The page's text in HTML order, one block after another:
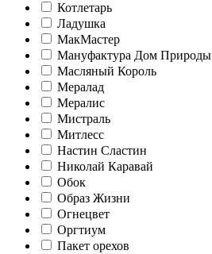
Котлетарь
Ладушка
МакМастер
Мануфактура Дом Природы
Масляный Король
Мералад
Мералис
Мистраль
Митлесс
Настин Сластин
Николай Каравай
Обок
Образ Жизни
Огнецвет
Оргтиум
Пакет орехов